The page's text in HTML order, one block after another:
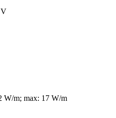
V
W/m; max: 17 W/m